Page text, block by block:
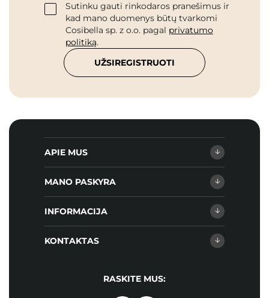
Sutinku gauti rinkodaros pranešimus ir
kad mano duomenys būtų tvarkomi
Cosibella sp. z o.o. pagal privatumo
politiką.
UŽSIREGISTRUOTI
APIE MUS
MANO PASKYRA
INFORMACIJA
KONTAKTAS
RASKITE MUS: